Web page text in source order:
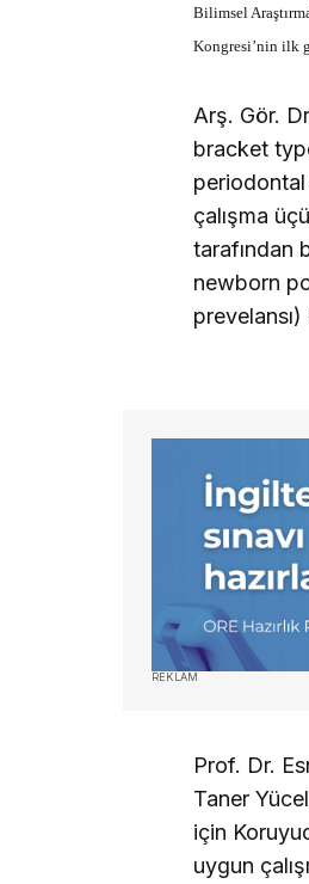
Bilimsel
Kongresi’nin ilk
Arş. Gör.
bracket
çalışma
tarafından
newborn
REKLAM
Prof. Dr.
Taner
için
uygun